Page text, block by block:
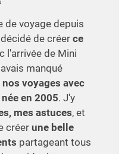
de voyage depuis
de créer ce
l'arrivée de Mini
manqué
nos voyages avec
en 2005. J'y
mes astuces, et
créer une belle
partageant tous